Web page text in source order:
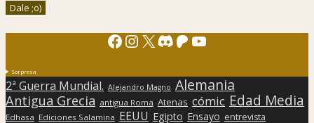
Facebook
Instagram
X Discord
Patreon
YouTube
Sorpresa
2ª Guerra Mundial. Alejandro Magno Alemania
Antigua Grecia antigua Roma Atenas cómic Edad Media
Edhasa Ediciones Salamina EEUU Egipto Ensayo entrevista